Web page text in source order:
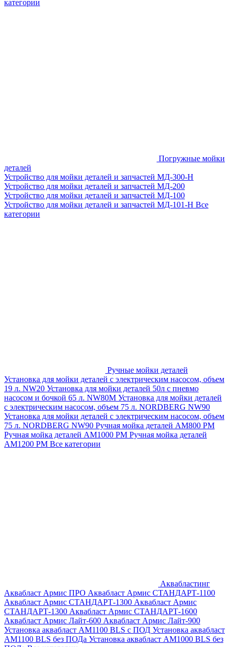
категории
Погружные мойки
деталей
Устройство для мойки деталей и запчастей МД-300-H
Устройство для мойки деталей и запчастей МД-200
Устройство для мойки деталей и запчастей МД-100
Устройство для мойки деталей и запчастей МД-101-Н Все
категории
Ручные мойки деталей
Установка для мойки деталей с электрическим насосом, объем
19 л. NW20 Установка для мойки деталей 50л с пневмо
насосом и бочкой 65 л. NW80M Установка для мойки деталей
с электрическим насосом, объем 75 л. NORDBERG NW90
Установка для мойки деталей с электрическим насосом, объем
75 л. NORDBERG NW90 Ручная мойка деталей АМ800 РМ
Ручная мойка деталей АМ1000 РМ Ручная мойка деталей
АМ1200 РМ Все категории
Аквабластинг
Аквабласт Армис ПРО Аквабласт Армис СТАНДАРТ-1100
Аквабласт Армис СТАНДАРТ-1300 Аквабласт Армис
СТАНДАРТ-1300 Аквабласт Армис СТАНДАРТ-1600
Аквабласт Армис Лайт-600 Аквабласт Армис Лайт-900
Установка аквабласт AM1100 BLS с ПОД Установка аквабласт
AM1100 BLS без ПОДа Установка аквабласт AM1000 BLS без